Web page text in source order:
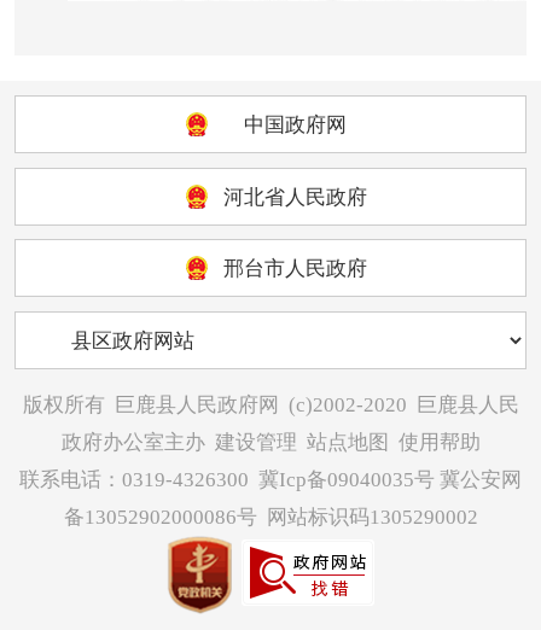
中国政府网
河北省人民政府
邢台市人民政府
版权所有 巨鹿县人民政府网 (c)2002-2020
巨鹿县人民
政府办公室主办 建设管理 站点地图 使用帮助
联系电话：0319-4326300 冀Icp备09040035号 冀公安网
备13052902000086号
网站标识码1305290002